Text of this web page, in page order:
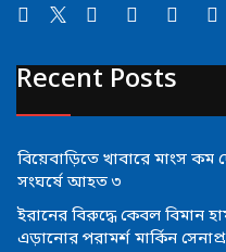
Recent Posts
বিয়েবাড়িতে খাবারে মাংস
সংঘর্ষে আহত ৩
ইরানের বিরুদ্ধে কেবল বিমান
এড়ানোর পরামর্শ মার্কিন